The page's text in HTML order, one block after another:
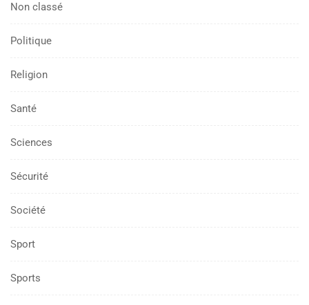
Non classé
Politique
Religion
Santé
Sciences
Sécurité
Société
Sport
Sports